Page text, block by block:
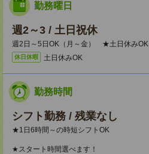
勤務曜日
週2～3 / 土日祝休
週2日～5日OK（月～金） ★土日休みOK
休日休暇 土日休みOK
勤務時間
シフト勤務 / 残業なし
★1日6時間～の時短シフトOK
★スタート時間選べます！